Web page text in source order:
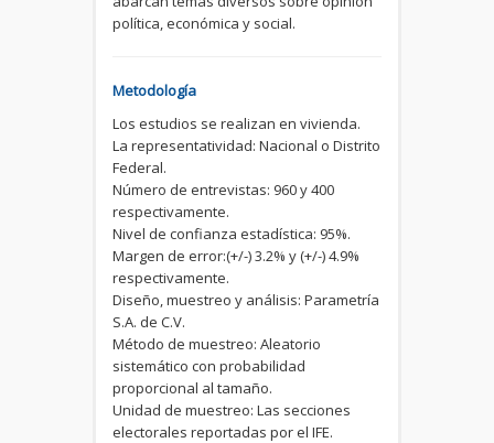
política, económica y social.
Metodología
Los estudios se realizan en vivienda.
La representatividad: Nacional o Distrito
Federal.
Número de entrevistas: 960 y 400
respectivamente.
Nivel de confianza estadística: 95%.
Margen de error:(+/-) 3.2% y (+/-) 4.9%
respectivamente.
Diseño, muestreo y análisis: Parametría
S.A. de C.V.
Método de muestreo: Aleatorio
sistemático con probabilidad
proporcional al tamaño.
Unidad de muestreo: Las secciones
electorales reportadas por el IFE.